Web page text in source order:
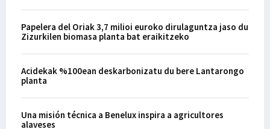
Papelera del Oriak 3,7 milioi euroko dirulaguntza jaso du
Zizurkilen biomasa planta bat eraikitzeko
Acidekak %100ean deskarbonizatu du bere Lantarongo
planta
Una misión técnica a Benelux inspira a agricultores
alaveses